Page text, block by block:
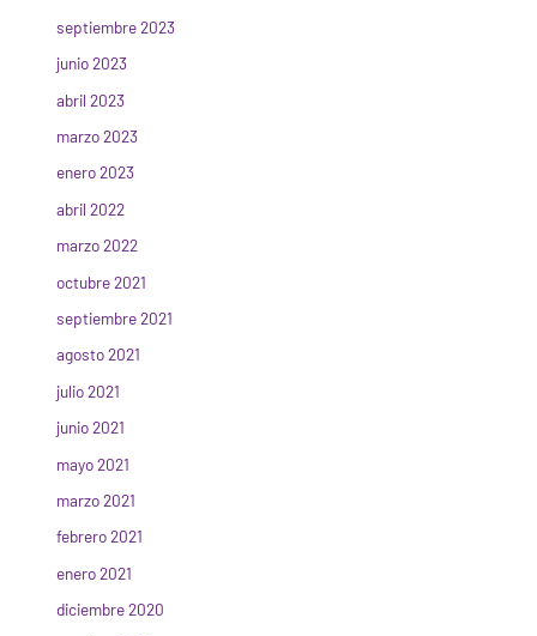
septiembre 2023
junio 2023
abril 2023
marzo 2023
enero 2023
abril 2022
marzo 2022
octubre 2021
septiembre 2021
agosto 2021
julio 2021
junio 2021
mayo 2021
marzo 2021
febrero 2021
enero 2021
diciembre 2020